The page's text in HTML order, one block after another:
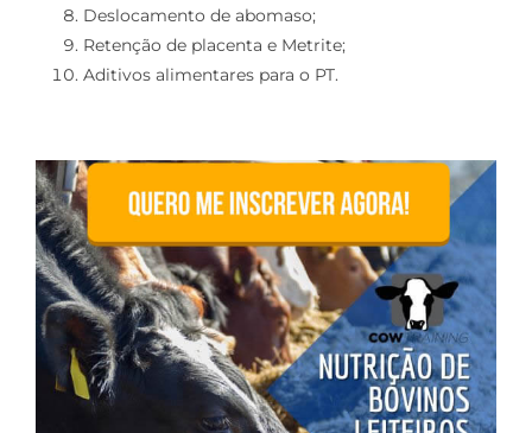
Deslocamento de abomaso;
Retenção de placenta e Metrite;
Aditivos alimentares para o PT.